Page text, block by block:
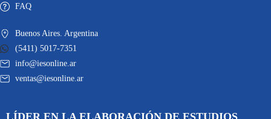
FAQ
Buenos Aires. Argentina
(5411) 5017-7351
info@iesonline.ar
ventas@iesonline.ar